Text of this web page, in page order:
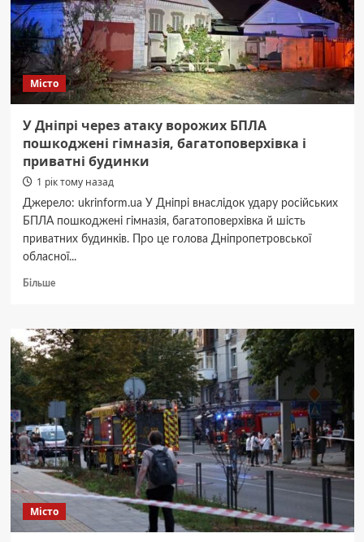
батька
Місто
У Дніпрі через атаку ворожих БПЛА
пошкоджені гімназія, багатоповерхівка і
приватні будинки
1 рік тому назад
Джерело: ukrinform.ua У Дніпрі внаслідок удару російських
БПЛА пошкоджені гімназія, багатоповерхівка й шість
приватних будинків. Про це голова Дніпропетровської
обласної...
БільшеДокладніше
Дніпрі
через
атаку
ворожих
БПЛА
пошкоджені
гімназія,
багатоповерхівка
і
приватні
будинки
Місто